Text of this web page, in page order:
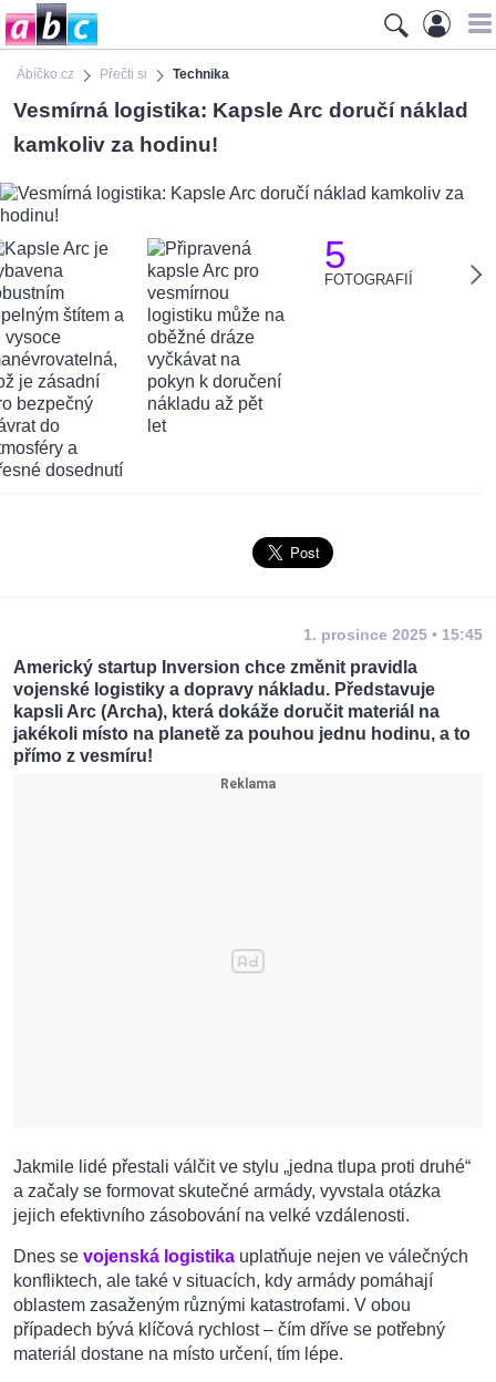
Ábíčko.cz Přečti si Technika
Vesmírná logistika: Kapsle Arc doručí náklad
kamkoliv za hodinu!
5
FOTOGRAFIÍ
1. prosince 2025 • 15:45
Americký startup Inversion chce změnit pravidla
vojenské logistiky a dopravy nákladu. Představuje
kapsli Arc (Archa), která dokáže doručit materiál na
jakékoli místo na planetě za pouhou jednu hodinu, a to
přímo z vesmíru!
Jakmile lidé přestali válčit ve stylu „jedna tlupa proti druhé“
a začaly se formovat skutečné armády, vyvstala otázka
jejich efektivního zásobování na velké vzdálenosti.
Dnes se vojenská logistika uplatňuje nejen ve válečných
konfliktech, ale také v situacích, kdy armády pomáhají
oblastem zasaženým různými katastrofami. V obou
případech bývá klíčová rychlost – čím dříve se potřebný
materiál dostane na místo určení, tím lépe.